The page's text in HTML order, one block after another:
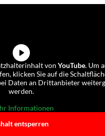
von YouTube. Um
klicken Sie auf die
Daten an Drittanbieter
werden.
Informationen
entsperren